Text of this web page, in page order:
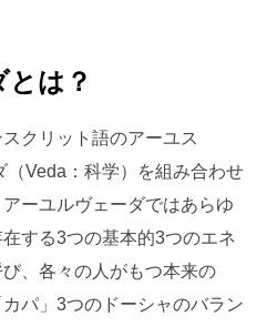
は？
クリット語のアーユス
（Veda：科学）を組み合わせ
ーユルヴェーダではあらゆ
する3つの基本的3つのエネ
、各々の人がもつ本来の
パ」3つのドーシャのバラン